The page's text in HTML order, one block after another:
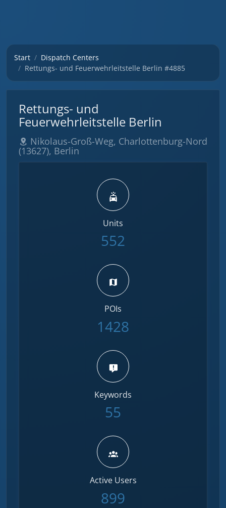
Start
Dispatch Centers
Rettungs- und Feuerwehrleitstelle Berlin #4885
Rettungs- und
Feuerwehrleitstelle Berlin
Nikolaus-Groß-Weg, Charlottenburg-Nord
(13627), Berlin
Units
552
POIs
1428
Keywords
55
Active Users
899